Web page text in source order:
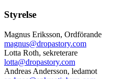
Styrelse
Magnus Eriksson, Ordförande
magnus@dropastory.com
Lotta Roth, sekreterare
lotta@dropastory.com
Andreas Andersson, ledamot